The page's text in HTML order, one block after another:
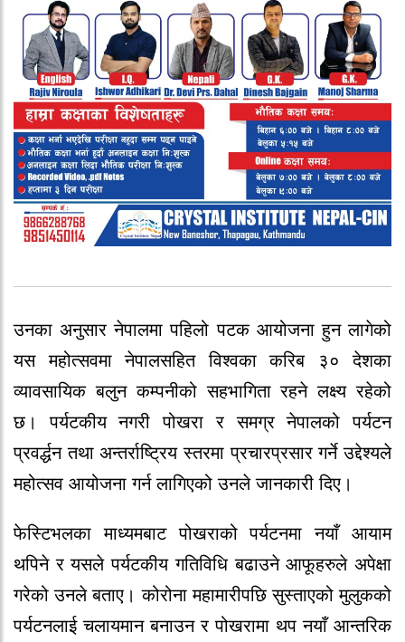
उनका अनुसार नेपालमा पहिलो पटक आयोजना हुन लागेको
यस महोत्सवमा नेपालसहित विश्वका करिब ३० देशका
व्यावसायिक बलुन कम्पनीको सहभागिता रहने लक्ष्य रहेको
छ। पर्यटकीय नगरी पोखरा र समग्र नेपालको पर्यटन
प्रवर्द्धन तथा अन्तर्राष्ट्रिय स्तरमा प्रचारप्रसार गर्ने उद्देश्यले
महोत्सव आयोजना गर्न लागिएको उनले जानकारी दिए।
फेस्टिभलका माध्यमबाट पोखराको पर्यटनमा नयाँ आयाम
थपिने र यसले पर्यटकीय गतिविधि बढाउने आफूहरुले अपेक्षा
गरेको उनले बताए। कोरोना महामारीपछि सुस्ताएको मुलुकको
पर्यटनलाई चलायमान बनाउन र पोखरामा थप नयाँ आन्तरिक